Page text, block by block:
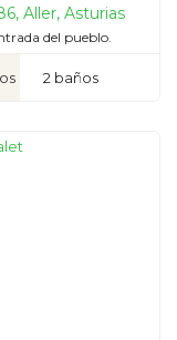
Aller, Asturias
del pueblo.
2 baños